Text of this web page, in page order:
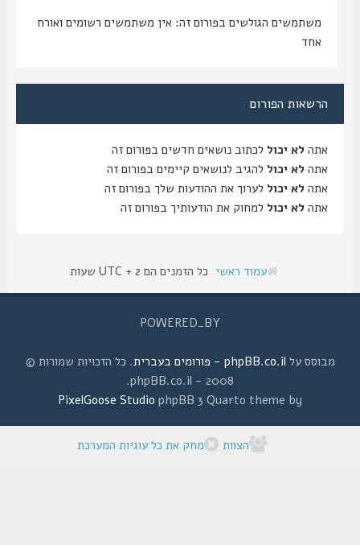
משתמשים הגולשים בפורום זה: אין משתמשים רשומים ואורח
הרשאות הפורום
לא יכול לכתוב נושאים חדשים בפורום זה
לא יכול להגיב לנושאים קיימים בפורום זה
לא יכול לערוך את ההודעות שלך בפורום זה
לא יכול למחוק את הודעותיך בפורום זה
עמוד ראשי כל הזמנים הם UTC + 2 שעות
POWERED_BY
מבוסס עלphpBB.co.il - פורומים בעברית
. כל הזכויות שמורות ©
2008 - phpBB.co.il.
phpBB 3 Quarto theme by
PixelGoose Studio
הצוות מחק את כל עוגיות המערכת